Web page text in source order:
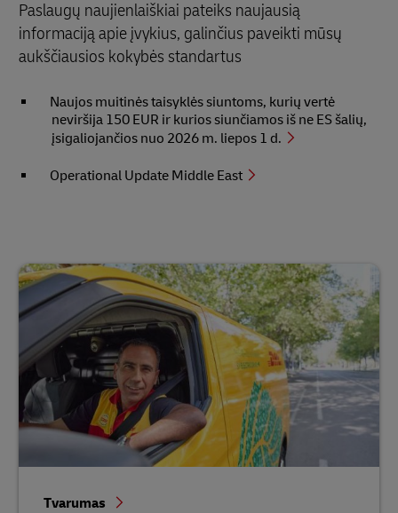
Paslaugų naujienlaiškiai pateiks naujausią
informaciją apie įvykius, galinčius paveikti mūsų
aukščiausios kokybės standartus
Naujos muitinės taisyklės siuntoms, kurių vertė
neviršija 150 EUR ir kurios siunčiamos iš ne ES šalių,
įsigaliojančios nuo 2026 m. liepos 1 d.
Operational Update Middle East
Tvarumas